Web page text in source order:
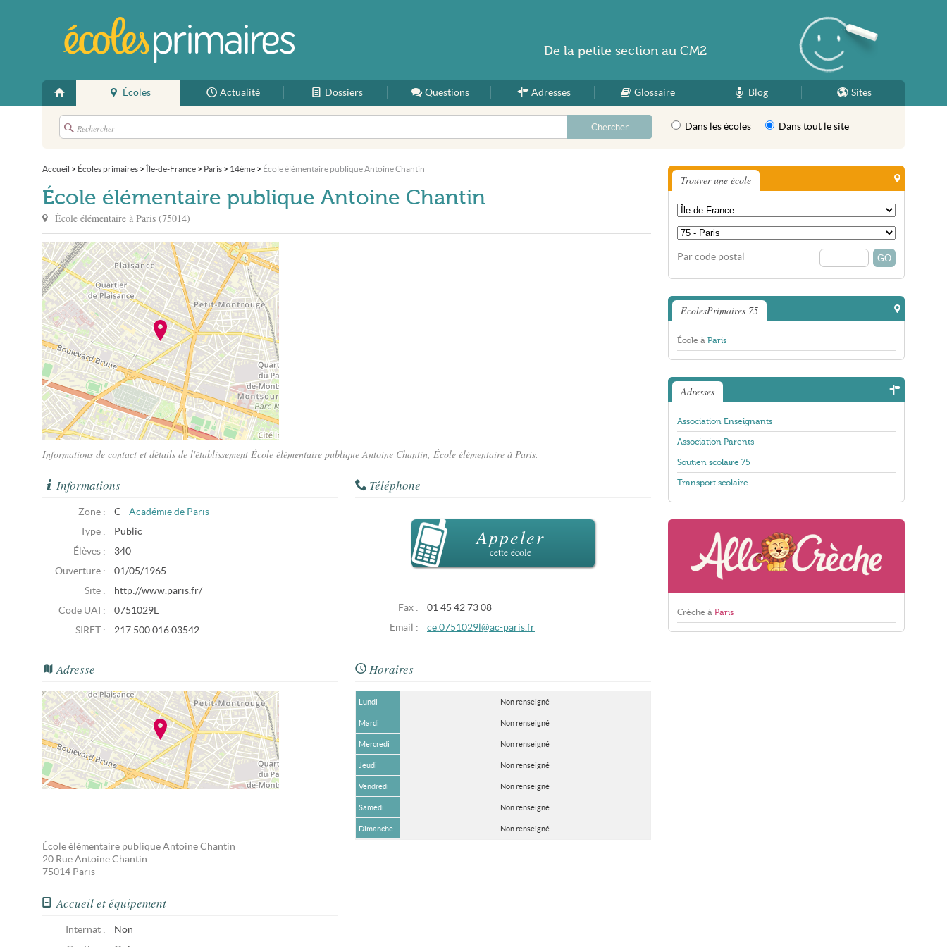
Accueil
Écoles Actualité Dossiers Questions Adresses Glossaire Blog Sites
Dans les écoles Dans tout le site
Accueil > Écoles primaires > Île-de-France > Paris > 14ème > École élémentaire publique Antoine Chantin
École élémentaire publique Antoine Chantin
École élémentaire à Paris (75014)
Informations de contact et détails de l'établissement École élémentaire publique Antoine Chantin, École élémentaire à Paris.
Informations
Zone : C - Académie de Paris
Type :
Public
Élèves :
340
Ouverture :
01/05/1965
Site :
http://www.paris.fr/
Code UAI :
0751029L
SIRET :
217 500 016 03542
Téléphone
Appeler
cette école
Fax :
01 45 42 73 08
Email :
ce.0751029l@ac-paris.fr
Adresse
École élémentaire publique Antoine Chantin
20 Rue Antoine Chantin
75014 Paris
Horaires
Lundi Non renseigné
Mardi Non renseigné
Mercredi Non renseigné
Jeudi Non renseigné
Vendredi Non renseigné
Samedi Non renseigné
Dimanche Non renseigné
Accueil et équipement
Internat :
Non
Trouver une école
Par code postal
EcolesPrimaires 75
École à Paris
Adresses
Association Enseignants
Association Parents
Soutien scolaire 75
Transport scolaire
Crèche à Paris
De la petite section au CM2